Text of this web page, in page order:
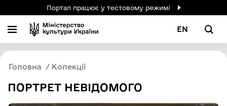
Портал працює у тестовому режимі
EN
Головна Колекції
ПОРТРЕТ НЕВІДОМОГО